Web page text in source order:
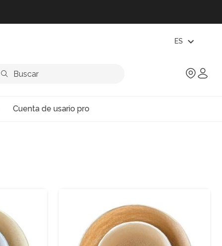
ES expand_more
Cuenta de usario pro